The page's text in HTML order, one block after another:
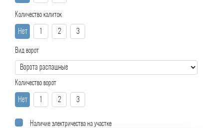
Количество калиток
Нет 1 2 3
Вид ворот
Количество ворот
Нет 1 2 3
Наличие электричества на участке